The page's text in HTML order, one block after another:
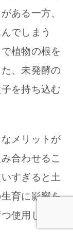
ある一方、
でしまう
植物の根を
、未発酵の
を持ち込む
メリットが
合わせるこ
すぎると土
育に影響を
使用しまし